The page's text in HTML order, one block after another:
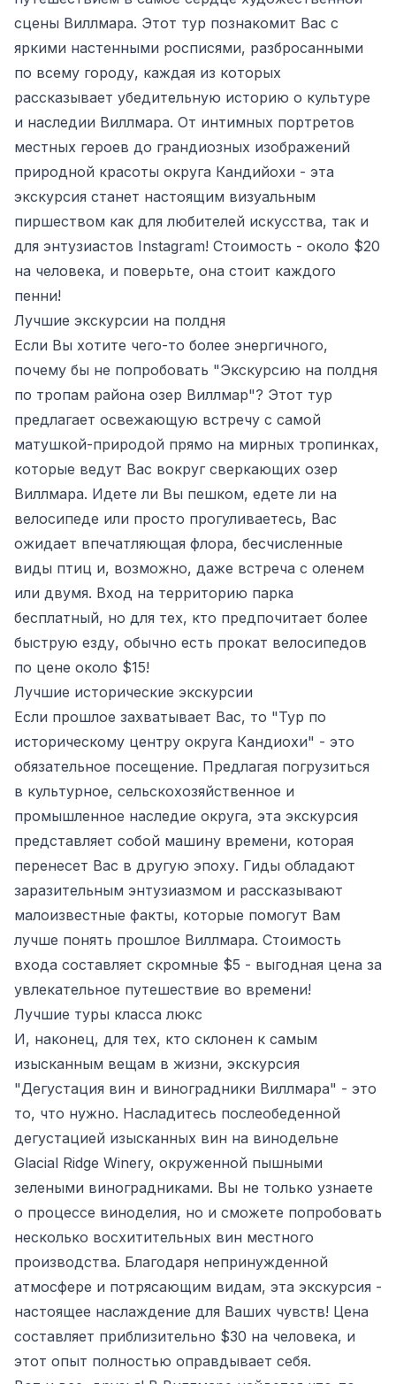
сцены Виллмара. Этот тур познакомит Вас с
яркими настенными росписями, разбросанными
по всему городу, каждая из которых
рассказывает убедительную историю о культуре
и наследии Виллмара. От интимных портретов
местных героев до грандиозных изображений
природной красоты округа Кандийохи - эта
экскурсия станет настоящим визуальным
пиршеством как для любителей искусства, так и
для энтузиастов Instagram! Стоимость - около $20
на человека, и поверьте, она стоит каждого
пенни!
Лучшие экскурсии на полдня
Если Вы хотите чего-то более энергичного,
почему бы не попробовать "Экскурсию на полдня
по тропам района озер Виллмар"? Этот тур
предлагает освежающую встречу с самой
матушкой-природой прямо на мирных тропинках,
которые ведут Вас вокруг сверкающих озер
Виллмара. Идете ли Вы пешком, едете ли на
велосипеде или просто прогуливаетесь, Вас
ожидает впечатляющая флора, бесчисленные
виды птиц и, возможно, даже встреча с оленем
или двумя. Вход на территорию парка
бесплатный, но для тех, кто предпочитает более
быструю езду, обычно есть прокат велосипедов
по цене около $15!
Лучшие исторические экскурсии
Если прошлое захватывает Вас, то "Тур по
историческому центру округа Кандиохи" - это
обязательное посещение. Предлагая погрузиться
в культурное, сельскохозяйственное и
промышленное наследие округа, эта экскурсия
представляет собой машину времени, которая
перенесет Вас в другую эпоху. Гиды обладают
заразительным энтузиазмом и рассказывают
малоизвестные факты, которые помогут Вам
лучше понять прошлое Виллмара. Стоимость
входа составляет скромные $5 - выгодная цена за
увлекательное путешествие во времени!
Лучшие туры класса люкс
И, наконец, для тех, кто склонен к самым
изысканным вещам в жизни, экскурсия
"Дегустация вин и виноградники Виллмара" - это
то, что нужно. Насладитесь послеобеденной
дегустацией изысканных вин на винодельне
Glacial Ridge Winery, окруженной пышными
зелеными виноградниками. Вы не только узнаете
о процессе виноделия, но и сможете попробовать
несколько восхитительных вин местного
производства. Благодаря непринужденной
атмосфере и потрясающим видам, эта экскурсия -
настоящее наслаждение для Ваших чувств! Цена
составляет приблизительно $30 на человека, и
этот опыт полностью оправдывает себя.